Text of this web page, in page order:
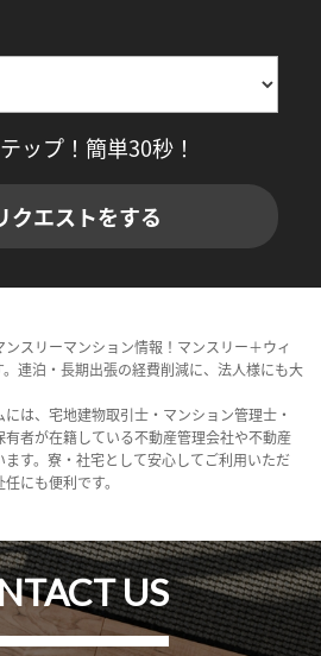
ップ！簡単30秒！
クエストをする
スリーマンション情報！マンスリー＋ウィ
連泊・長期出張の経費削減に、法人様にも大
は、宅地建物取引士・マンション管理士・
者が在籍している不動産管理会社や不動産
す。寮・社宅として安心してご利用いただ
にも便利です。
US